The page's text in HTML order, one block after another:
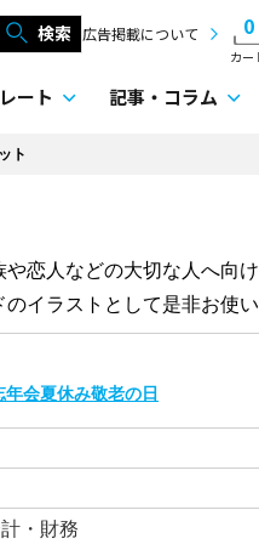
検索 広告掲載について 0
カー
ート 記事・ コラム
ト
恋人などの大切な人へ向
イラストとして是非お使い
年会夏休み敬老の日
・財務